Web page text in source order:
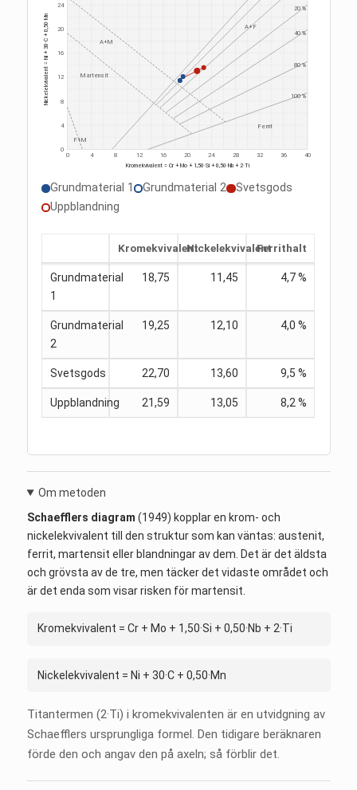
20 %
40 %
80 %
100 %
Martensit
A+M
A+F
Ferrit
F+M
0 4 8 12 16 20 24 28 32 36 40
0
4
8
12
16
20
24
Kromekvivalent = Cr + Mo + 1,50·Si + 0,50·Nb + 2·Ti
Nickelekvivalent = Ni + 30·C + 0,50·Mn
Grundmaterial 1 Grundmaterial 2
Svetsgods
Uppblandning
KromekvivalentNickelekvivalentFerrithalt
Grundmaterial
1
18,75 11,45 4,7 %
Grundmaterial
2
19,25 12,10 4,0 %
Svetsgods 22,70 13,60 9,5 %
Uppblandning 21,59 13,05 8,2 %
Om metoden
Schaefflers diagram (1949) kopplar en krom- och
nickelekvivalent till den struktur som kan väntas: austenit,
ferrit, martensit eller blandningar av dem. Det är det äldsta
och grövsta av de tre, men täcker det vidaste området och
är det enda som visar risken för martensit.
Kromekvivalent = Cr + Mo + 1,50·Si + 0,50·Nb + 2·Ti
Nickelekvivalent = Ni + 30·C + 0,50·Mn
Titantermen (2·Ti) i kromekvivalenten är en utvidgning av
Schaefflers ursprungliga formel. Den tidigare beräknaren
förde den och angav den på axeln; så förblir det.